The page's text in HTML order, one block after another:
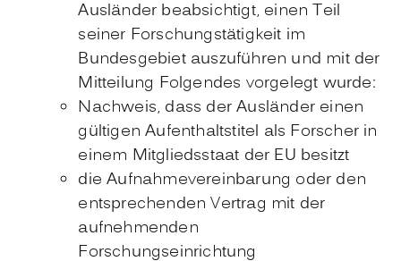
Ausländer beabsichtigt, einen Teil
seiner Forschungstätigkeit im
Bundesgebiet auszuführen und mit der
Mitteilung Folgendes vorgelegt wurde:
Nachweis, dass der Ausländer einen
gültigen Aufenthaltstitel als Forscher in
einem Mitgliedsstaat der EU besitzt
die Aufnahmevereinbarung oder den
entsprechenden Vertrag mit der
aufnehmenden
Forschungseinrichtung